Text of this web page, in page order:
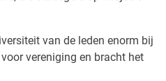
van de leden enorm bij
vereniging en bracht het